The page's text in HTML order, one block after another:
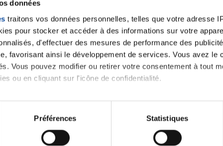
données
traitons vos données personnelles, telles que votre adresse
pour stocker et accéder à des informations sur votre
d'effectuer des mesures de performance des
favorisant ainsi le développement de services. Vous avez le
Vous pouvez modifier ou retirer votre consentement à tout
ou en cliquant sur l'icône de confidentialité.
également :
sur votre localisation géographique qui peuvent être
Préférences Statistiques
Ecrire un commentaire